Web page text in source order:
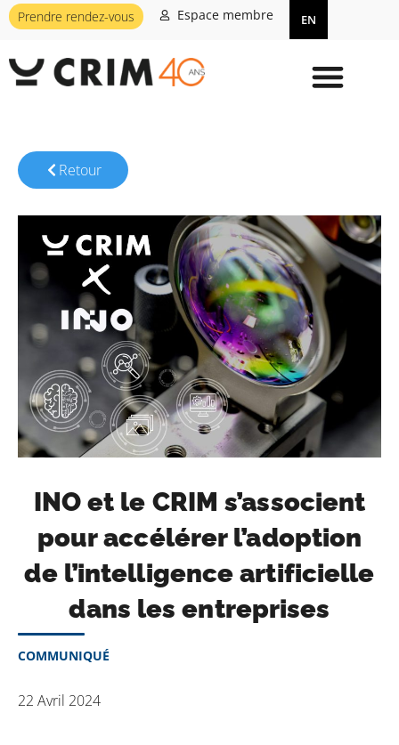
Prendre rendez-vous Espace membre EN
Retour
INO et le CRIM s’associent
pour accélérer l’adoption
de l’intelligence artificielle
dans les entreprises
COMMUNIQUÉ
22 Avril 2024